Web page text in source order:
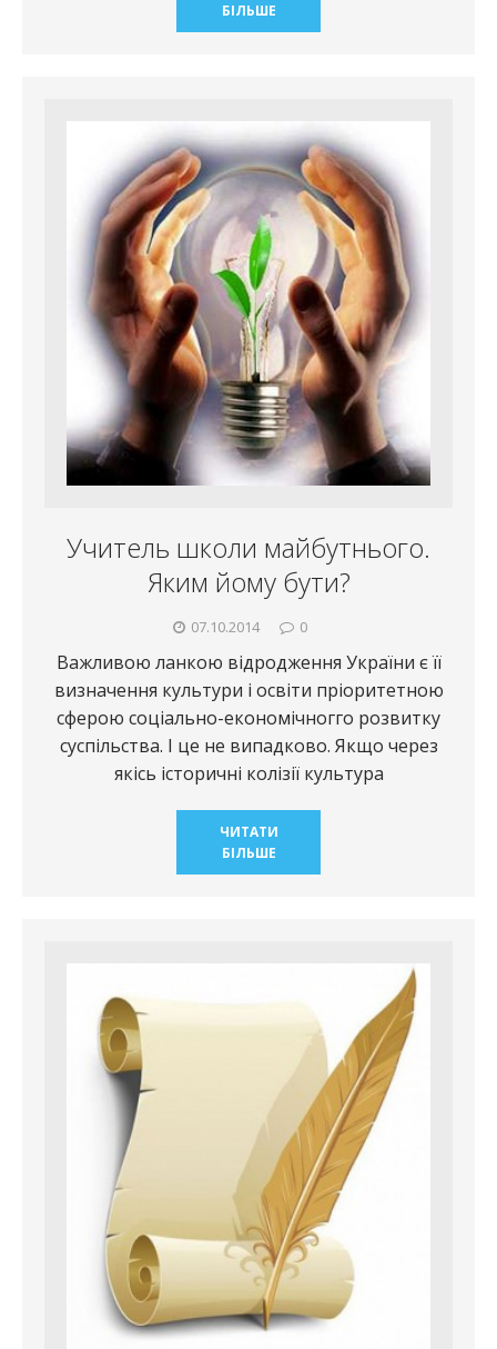
БІЛЬШЕ
Учитель школи майбутнього.
Яким йому бути?
07.10.2014 0
Важливою ланкою відродження України є її
визначення культури і освіти пріоритетною
сферою соціально-економічногго розвитку
суспільства. І це не випадково. Якщо через
якісь історичні колізії культура
ЧИТАТИ
БІЛЬШЕ